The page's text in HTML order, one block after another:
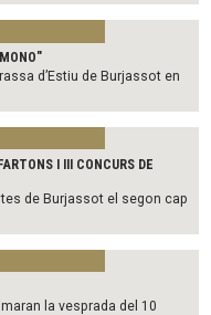
d’Estiu de Burjassot en
I III CONCURS DE
de Burjassot el segon cap
la vesprada del 10